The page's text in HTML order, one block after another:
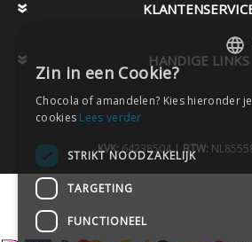
HANDIGE LINKS
KVK:64238504 | BTW:
Zin in een Cookie?
Chocola of amandelen? Kies hieronder je
cookies Lees verder
STRIKT NOODZAKELIJK
TARGETING
FUNCTIONEEL